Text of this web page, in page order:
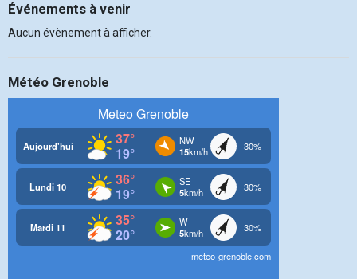
Événements à venir
Aucun évènement à afficher.
Météo Grenoble